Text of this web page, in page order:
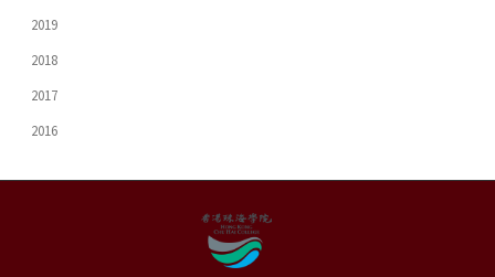
2019
2018
2017
2016